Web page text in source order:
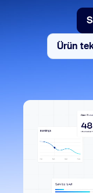
Ürün